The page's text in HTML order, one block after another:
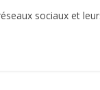
sociaux et